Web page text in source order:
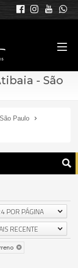
- São
São Paulo
POR PÁGINA
RECENTE